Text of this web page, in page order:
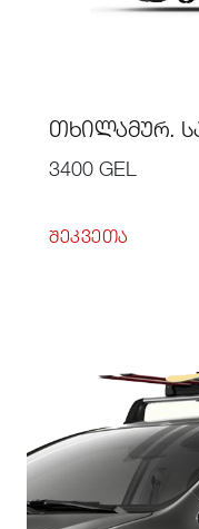
ᲗᲮᲘᲚᲐᲛᲣᲠ.
3400 GEL
ᲨᲔᲙᲕᲔᲗᲐ